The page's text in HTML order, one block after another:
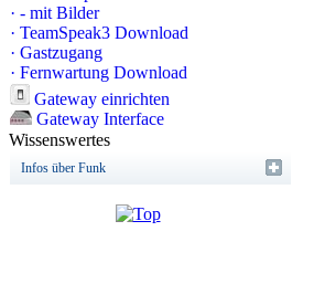
· - mit Bilder
· TeamSpeak3 Download
· Gastzugang
· Fernwartung Download
Gateway einrichten
Gateway Interface
Wissenswertes
Infos über Funk